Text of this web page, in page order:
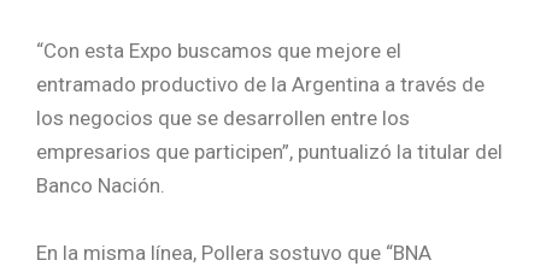
“Con esta Expo buscamos que mejore el
entramado productivo de la Argentina a través de
los negocios que se desarrollen entre los
empresarios que participen”, puntualizó la titular del
Banco Nación.
En la misma línea, Pollera sostuvo que “BNA